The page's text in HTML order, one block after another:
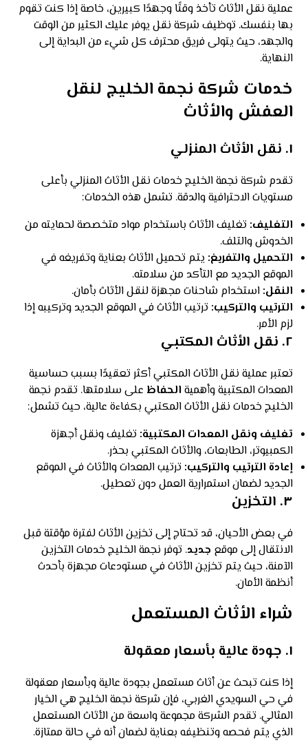
عملية نقل الأثاث تأخذ وقتًا وجهدًا كبيرين، خاصة إذا كنت تقوم
بها بنفسك. توظيف شركة نقل يوفر عليك الكثير من الوقت
والجهد، حيث يتولى فريق محترف كل شيء من البداية إلى
النهاية.
خدمات شركة نجمة الخليج لنقل
العفش والأثاث
١. نقل الأثاث المنزلي
تقدم شركة نجمة الخليج خدمات نقل الأثاث المنزلي بأعلى
مستويات الاحترافية والدقة. تشمل هذه الخدمات:
التغليف: تغليف الأثاث باستخدام مواد متخصصة لحمايته من
الخدوش والتلف.
التحميل والتفريغ: يتم تحميل الأثاث بعناية وتفريغه في
الموقع الجديد مع التأكد من سلامته.
النقل: استخدام شاحنات مجهزة لنقل الأثاث بأمان.
الترتيب والتركيب: ترتيب الأثاث في الموقع الجديد وتركيبه إذا
لزم الأمر.
٢. نقل الأثاث المكتبي
تعتبر عملية نقل الأثاث المكتبي أكثر تعقيدًا بسبب حساسية
المعدات المكتبية وأهمية الحفاظ على سلامتها. تقدم نجمة
الخليج خدمات نقل الأثاث المكتبي بكفاءة عالية، حيث تشمل:
تغليف ونقل المعدات المكتبية: تغليف ونقل أجهزة
الكمبيوتر، الطابعات، والأثاث المكتبي بحذر.
إعادة الترتيب والتركيب: ترتيب المعدات والأثاث في الموقع
الجديد لضمان استمرارية العمل دون تعطيل.
٣. التخزين
في بعض الأحيان، قد تحتاج إلى تخزين الأثاث لفترة مؤقتة قبل
الانتقال إلى موقع جديد. توفر نجمة الخليج خدمات التخزين
الآمنة، حيث يتم تخزين الأثاث في مستودعات مجهزة بأحدث
أنظمة الأمان.
شراء الأثاث المستعمل
١. جودة عالية بأسعار معقولة
إذا كنت تبحث عن أثاث مستعمل بجودة عالية وبأسعار معقولة
في حي السويدي الغربي، فإن شركة نجمة الخليج هي الخيار
المثالي. تقدم الشركة مجموعة واسعة من الأثاث المستعمل
الذي يتم فحصه وتنظيفه بعناية لضمان أنه في حالة ممتازة.